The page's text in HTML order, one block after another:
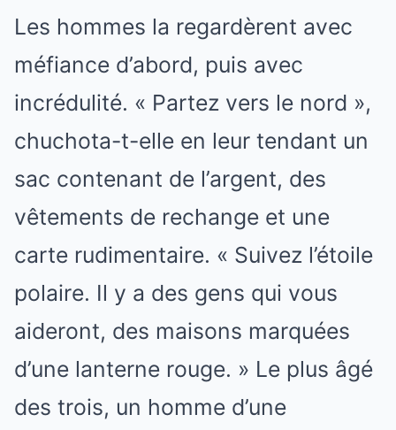
Les hommes la regardèrent avec
méfiance d’abord, puis avec
incrédulité. « Partez vers le nord »,
chuchota-t-elle en leur tendant un
sac contenant de l’argent, des
vêtements de rechange et une
carte rudimentaire. « Suivez l’étoile
polaire. Il y a des gens qui vous
aideront, des maisons marquées
d’une lanterne rouge. » Le plus âgé
des trois, un homme d’une